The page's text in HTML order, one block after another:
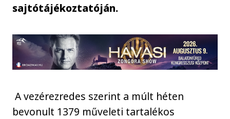
sajtótájékoztatóján.
A vezérezredes szerint a múlt héten
bevonult 1379 műveleti tartalékos